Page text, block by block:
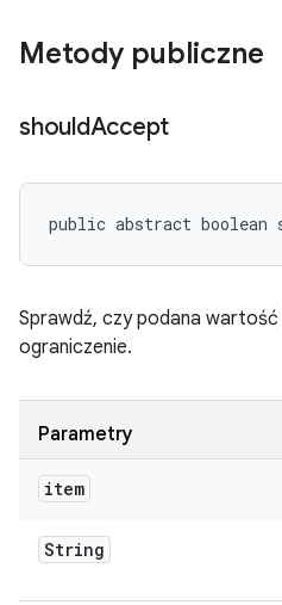
Metody publiczne
shouldAccept
public abstract boolean
Sprawdź, czy podana wartość
ograniczenie.
Parametry
item
String